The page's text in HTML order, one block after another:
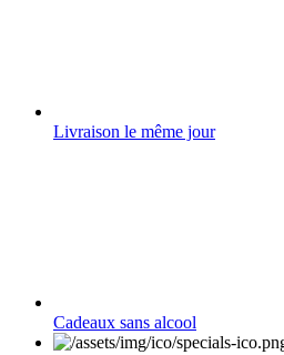
Livraison le même jour
Cadeaux sans alcool